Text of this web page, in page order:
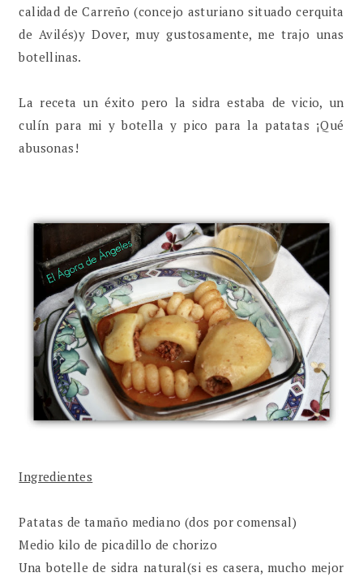
calidad de Carreño (concejo asturiano situado cerquita
de Avilés)y Dover, muy gustosamente, me trajo unas
botellinas.
La receta un éxito pero la sidra estaba de vicio, un
culín para mi y botella y pico para la patatas ¡Qué
abusonas!
Ingredientes
Patatas de tamaño mediano (dos por comensal)
Medio kilo de picadillo de chorizo
Una botelle de sidra natural(si es casera, mucho mejor